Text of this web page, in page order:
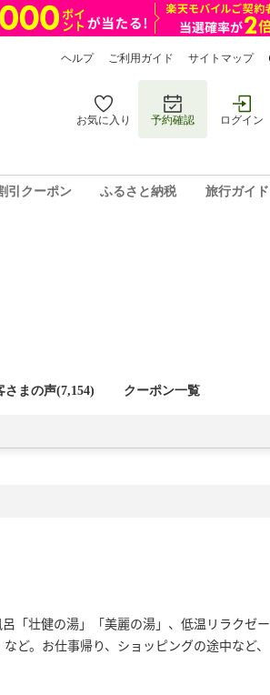
ヘルプ ご利用ガイド サイトマップ
お気に入り 予約確認 ログイン
引クーポン ふるさと納税 旅行ガイド
さまの声(7,154) クーポン一覧
「壮健の湯」「美麗の湯」、低温リラクゼー
ど。お仕事帰り、ショッピングの途中など、